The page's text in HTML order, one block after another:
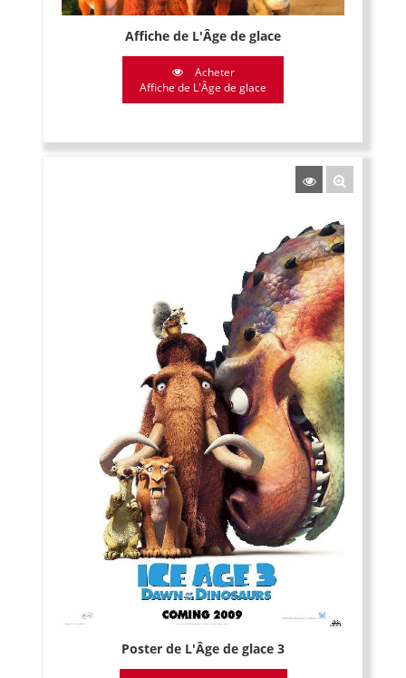
Affiche de L'Âge de glace
Acheter
Affiche de L'Âge de glace
Poster de L'Âge de glace 3